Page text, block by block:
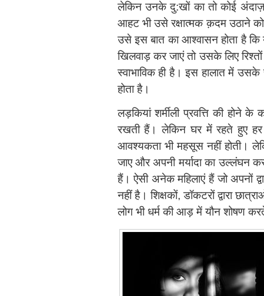
लेकिन उनके दु:खों का तो कोई
आहट भी उसे रक्षात्मक क़दम उठाने को
उसे इस बात का आश्‍वासन होता है कि
खिलवाड़ कर जाएं तो उसके लिए
स्वाभाविक ही है। इस हालात में
होता है।
लड़कियां शर्मीली प्रवत्ति की होने
रखती हैं। लेकिन घर में रहते हुए हर
आवश्यकता भी महसूस नहीं होती।
जाए और अपनी मर्यादा का उल्लंघन
हैं। ऐसी अनेक महिलाएं हैं जो अपनों
नहीं है। शिक्षकों, डॉकटरों द्वारा
लोग भी धर्म की आड़ में यौन शोषण